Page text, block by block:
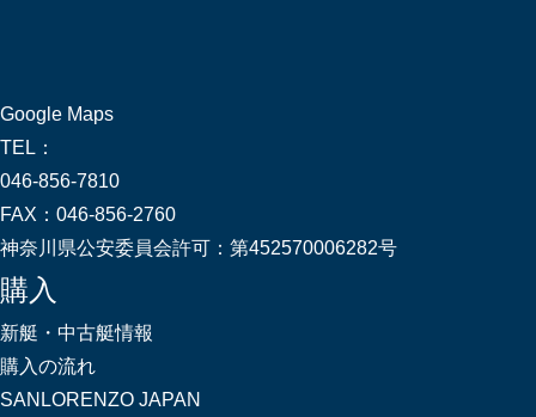
Google Maps
TEL：
046-856-7810
FAX： 046-856-2760
神奈川県公安委員会許可： 第452570006282号
購入
新艇・中古艇情報
購入の流れ
SANLORENZO JAPAN